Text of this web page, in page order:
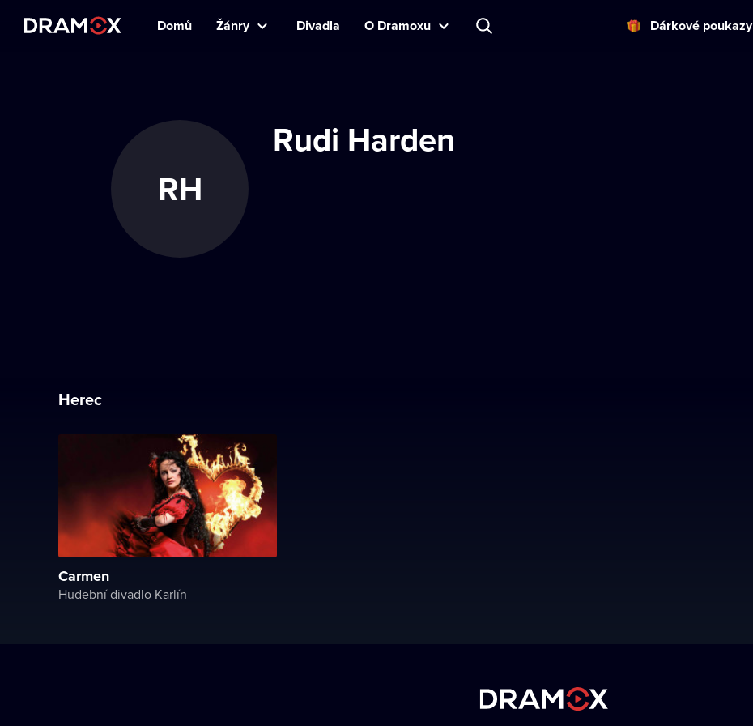
Domů Žánry Divadla O Dramoxu Dárkové poukazy
RH
Rudi Harden
Herec
Carmen
Hudební divadlo Karlín